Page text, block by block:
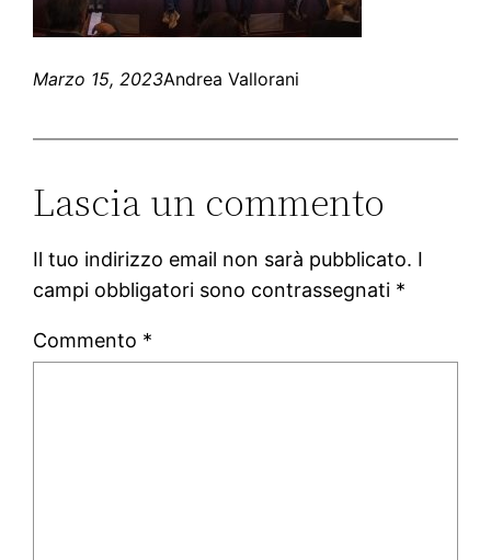
Marzo 15, 2023Andrea Vallorani
Lascia un commento
Il tuo indirizzo email non sarà pubblicato. I
campi obbligatori sono contrassegnati *
Commento *